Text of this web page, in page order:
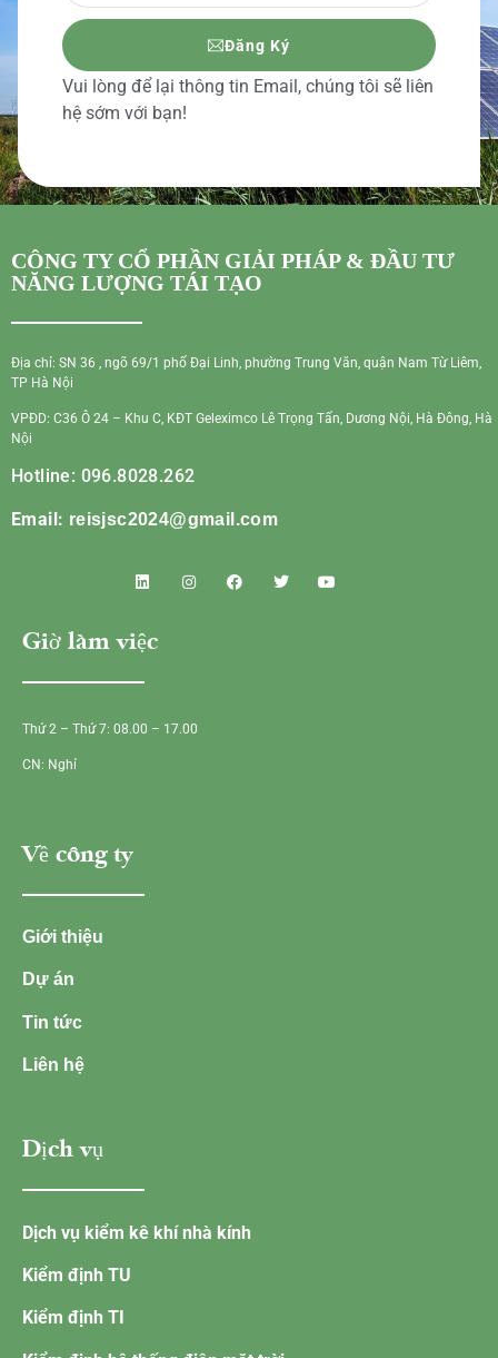
Đăng Ký
Vui lòng để lại thông tin Email, chúng tôi sẽ liên
hệ sớm với bạn!
CÔNG TY CỔ PHẦN GIẢI PHÁP & ĐẦU TƯ
NĂNG LƯỢNG TÁI TẠO
Địa chỉ: SN 36 , ngõ 69/1 phố Đại Linh, phường Trung Văn, quận Nam Từ Liêm,
TP Hà Nội
VPĐD: C36 Ô 24 – Khu C, KĐT Geleximco Lê Trọng Tấn, Dương Nội, Hà Đông, Hà
Nội
Hotline: 096.8028.262
Email: reisjsc2024@gmail.com
Giờ làm việc
Thứ 2 – Thứ 7: 08.00 – 17.00
CN: Nghỉ
Về công ty
Giới thiệu
Dự án
Tin tức
Liên hệ
Dịch vụ
Dịch vụ kiểm kê khí nhà kính
Kiểm định TU
Kiểm định TI